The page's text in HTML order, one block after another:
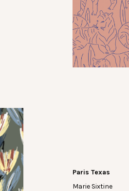
Paris Texas
Marie Sixtine